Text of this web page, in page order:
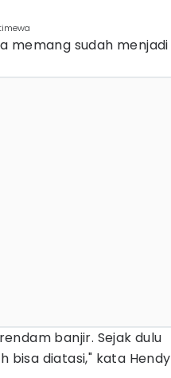
memang sudah menjadi
banjir. Sejak dulu
bisa diatasi," kata Hendy